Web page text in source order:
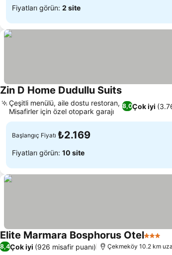
Fiyatları görün: 2 site
Zin D Home Dudullu Suits
8,0Çok iyi
Çeşitli menülü, aile dostu restoran,
Misafirler için özel otopark garajı
Başlangıç Fiyatı ₺2.169
Fiyatları görün: 10 site
Elite Marmara Bosphorus Otel3 Yıldız
8,4Çok iyi (926 misafir puanı) Çekmeköy 10.2 km